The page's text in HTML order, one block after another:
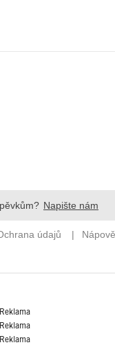
Reklama
Reklama
Reklama